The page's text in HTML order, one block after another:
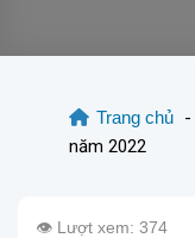
Trang chủ -
năm 2022
👁️ Lượt xem: 374